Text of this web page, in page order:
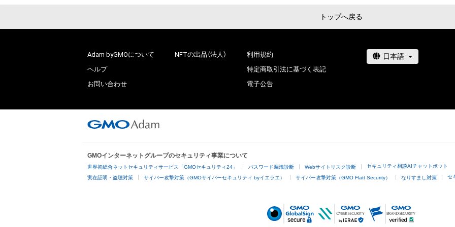
トップへ戻る
Adam byGMOについて
ヘルプ
お問い合わせ
NFTの出品（法人）
利用規約
特定商取引法に基づく表記
電子公告
GMOインターネットグループのセキュリティ事業について
世界初総合ネットセキュリティサービス「GMOセキュリティ24」 パスワード漏洩診断 Webサイトリスク診断 セキュリティ相談AIチャットボット
実在証明・盗聴対策 サイバー攻撃対策（GMOサイバーセキュリティ byイエラエ） サイバー攻撃対策（GMO Flatt Security） なりすまし対策 セ